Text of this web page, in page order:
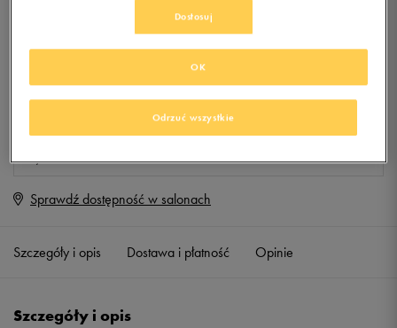
KLUBIE 50 STYLE
Produkt niedostępny
Jeśli artykuł będzie ponownie dostępny, otrzymasz od nas powiadomienie.
Wybierz rozmiar
Rozmiary EU
Sprawdź dostępność w salonach
Szczegóły i opis Dostawa i płatność Opinie
Szczegóły i opis
Dostosuj
Odrzuć wszystkie
OK